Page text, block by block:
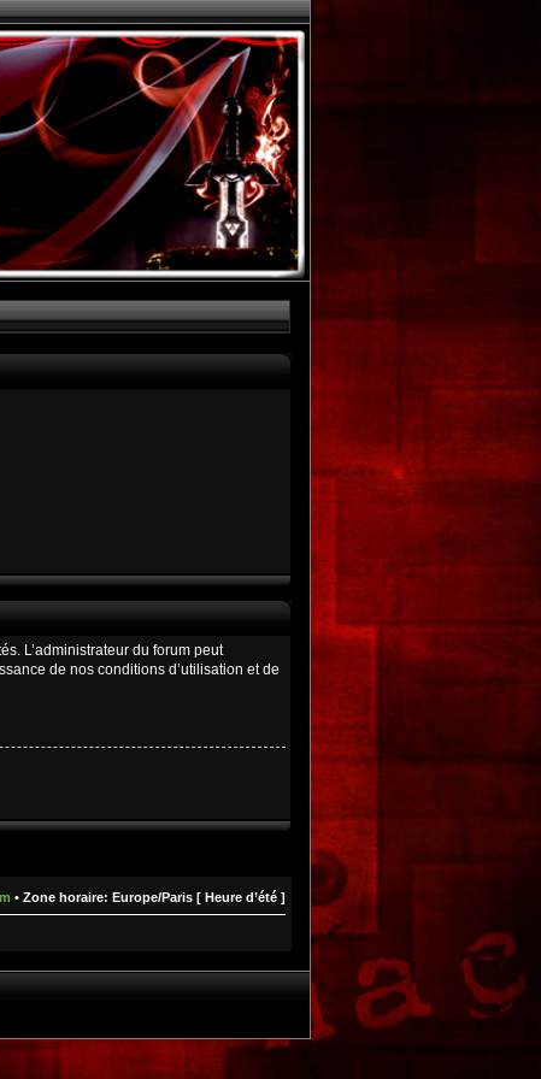
L’administrateur du forum peut
de nos conditions d’utilisation et de
• Zone horaire: Europe/Paris [ Heure d’été ]